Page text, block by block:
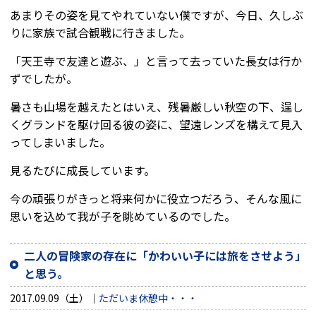
あまりその姿を見てやれていない僕ですが、今日、久しぶ
りに家族で試合観戦に行きました。
「天王寺で友達と遊ぶ、」と言って去っていた長女は行か
ずでしたが。
暑さも山場を越えたとはいえ、残暑厳しい秋空の下、逞し
くグランドを駆け回る彼の姿に、望遠レンズを構えて見入
ってしまいました。
見るたびに成長しています。
今の頑張りがきっと将来何かに役立つだろう、そんな風に
思いを込めて我が子を眺めているのでした。
二人の冒険家の存在に「かわいい子には旅をさせよう」
と思う。
2017.09.09（土） ただいま休憩中・・・